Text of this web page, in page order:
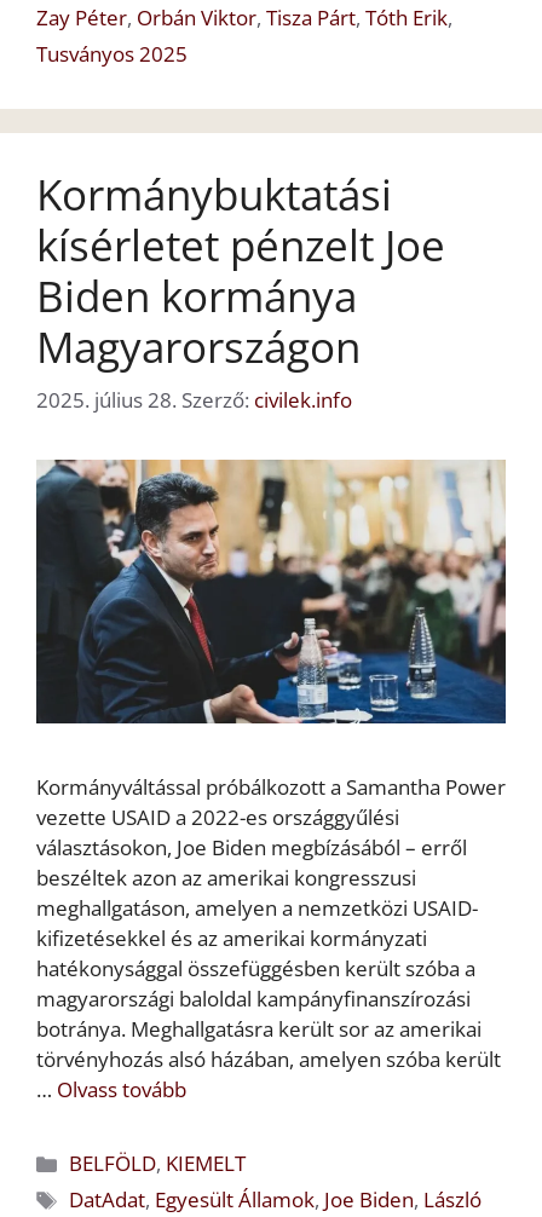
Zay Péter, Orbán Viktor, Tisza Párt, Tóth Erik,
Tusványos 2025
Kormánybuktatási
kísérletet pénzelt Joe
Biden kormánya
Magyarországon
2025. július 28. Szerző: civilek.info
Kormányváltással próbálkozott a Samantha Power
vezette USAID a 2022-es országgyűlési
választásokon, Joe Biden megbízásából – erről
beszéltek azon az amerikai kongresszusi
meghallgatáson, amelyen a nemzetközi USAID-
kifizetésekkel és az amerikai kormányzati
hatékonysággal összefüggésben került szóba a
magyarországi baloldal kampányfinanszírozási
botránya. Meghallgatásra került sor az amerikai
törvényhozás alsó házában, amelyen szóba került
… Olvass tovább
Kategória
BELFÖLD, KIEMELT
Címkék
DatAdat, Egyesült Államok, Joe Biden, László